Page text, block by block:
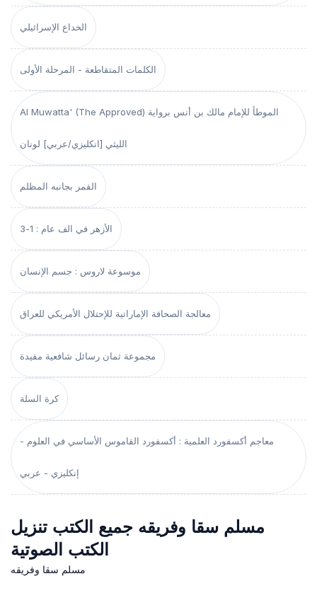
الخداع الإسرائيلي
الكلمات المتقاطعة - المرحلة الأولى
Al Muwatta' (The Approved) الموطأ للإمام مالك بن أنس برواية
الليثي [انكليزي/عربي] لونان
القمر بجانبه المظلم
الأزهر في الف عام : 1-3
موسوعة لاروس : جسم الإنسان
معالجة الصحافة الإماراتية للإحتلال الأمريكي للعراق
مجموعة ثمان رسائل شافعية مفيدة
كرة السلة
معاجم أكسفورد العلمية : أكسفورد القاموس الأساسي في العلوم -
إنكليزي - عربي
مسلم سقا وفريقه جميع الكتب تنزيل
الكتب الصوتية
مسلم سقا وفريقه